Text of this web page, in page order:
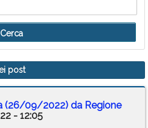
post
(26/09/2022) da Regione
- 12:05